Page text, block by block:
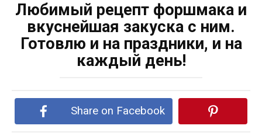
Любимый рецепт форшмака и
вкуснейшая закуска с ним.
Готовлю и на праздники, и на
каждый день!
Share on Facebook